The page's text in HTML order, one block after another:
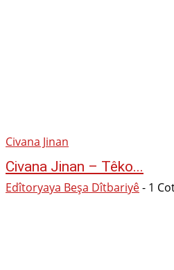
Civana Jinan
Civana Jinan – Têko...
Edîtoryaya Beşa Dîtbariyê- 1